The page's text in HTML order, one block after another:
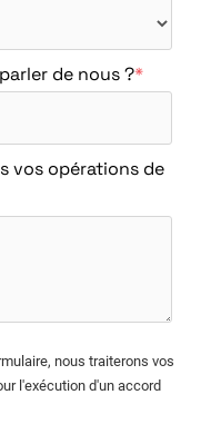
de nous ?*
vos opérations de
nous traiterons vos
l'exécution d'un accord